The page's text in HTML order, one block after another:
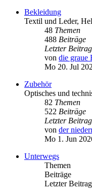
Bekleidung
Textil und Leder,
48 Themen
488 Beiträge
Letzter Beitrag
von die graue
Mo 20. Jul
Zubehör
Optisches und
82 Themen
522 Beiträge
Letzter Beitrag
von der
Mo 1. Jun
Unterwegs
Themen
Beiträge
Letzter Beitrag